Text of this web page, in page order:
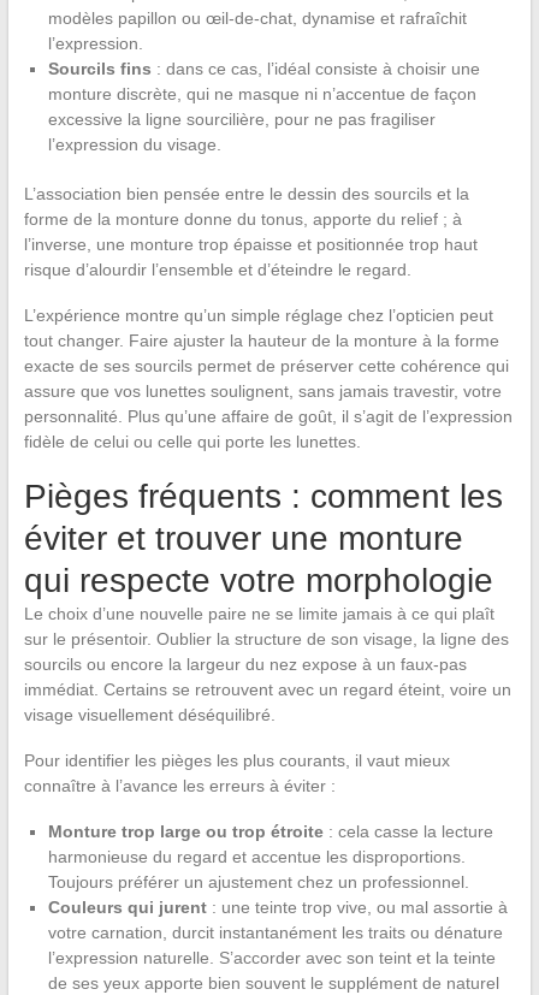
modèles papillon ou œil-de-chat, dynamise et rafraîchit
l’expression.
Sourcils fins : dans ce cas, l’idéal consiste à choisir une
monture discrète, qui ne masque ni n’accentue de façon
excessive la ligne sourcilière, pour ne pas fragiliser
l’expression du visage.
L’association bien pensée entre le dessin des sourcils et la
forme de la monture donne du tonus, apporte du relief ; à
l’inverse, une monture trop épaisse et positionnée trop haut
risque d’alourdir l’ensemble et d’éteindre le regard.
L’expérience montre qu’un simple réglage chez l’opticien peut
tout changer. Faire ajuster la hauteur de la monture à la forme
exacte de ses sourcils permet de préserver cette cohérence qui
assure que vos lunettes soulignent, sans jamais travestir, votre
personnalité. Plus qu’une affaire de goût, il s’agit de l’expression
fidèle de celui ou celle qui porte les lunettes.
Pièges fréquents : comment les
éviter et trouver une monture
qui respecte votre morphologie
Le choix d’une nouvelle paire ne se limite jamais à ce qui plaît
sur le présentoir. Oublier la structure de son visage, la ligne des
sourcils ou encore la largeur du nez expose à un faux-pas
immédiat. Certains se retrouvent avec un regard éteint, voire un
visage visuellement déséquilibré.
Pour identifier les pièges les plus courants, il vaut mieux
connaître à l’avance les erreurs à éviter :
Monture trop large ou trop étroite: cela casse la lecture
harmonieuse du regard et accentue les disproportions.
Toujours préférer un ajustement chez un professionnel.
Couleurs qui jurent: une teinte trop vive, ou mal assortie à
votre carnation, durcit instantanément les traits ou dénature
l’expression naturelle. S’accorder avec son teint et la teinte
de ses yeux apporte bien souvent le supplément de naturel